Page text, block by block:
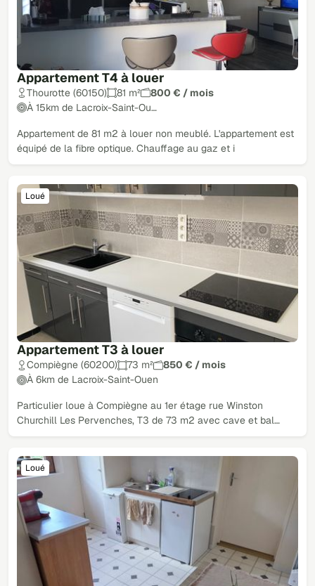
Appartement T4 à louer
Thourotte (60150) 81 m²
800 € / mois
À 15km de Lacroix-Saint-Ou…
Appartement de 81 m2 à louer non meublé. L'appartement est
équipé de la fibre optique. Chauffage au gaz et i
Appartement T3 à louer
Loué
Compiègne (60200) 73 m²
850 € / mois
À 6km de Lacroix-Saint-Ouen
Particulier loue à Compiègne au 1er étage rue Winston
Churchill Les Pervenches, T3 de 73 m2 avec cave et bal…
Loué